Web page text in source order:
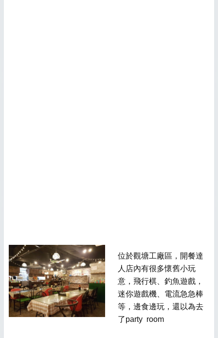
位於觀塘工廠區，開餐達
人店內有很多懷舊小玩
意，飛行棋、釣魚遊戲，
迷你遊戲機、電流急急棒
等，邊食邊玩，還以為去
了party room